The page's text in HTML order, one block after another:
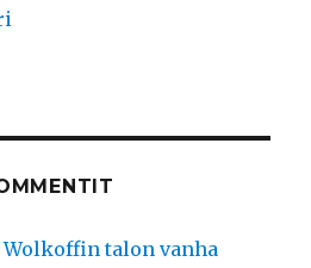
Wolkoffin talon vanha